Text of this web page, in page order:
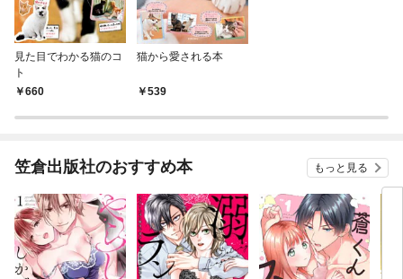
見た目でわかる猫のコ
ト
660
猫から愛される本
539
笠倉出版社のおすすめ本 もっと見る